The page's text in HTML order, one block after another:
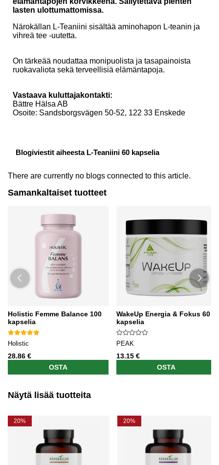
lasten ulottumattomissa.
Närokällan L-Teaniini sisältää aminohapon L-teanin ja
vihreä tee -uutetta.
On tärkeää noudattaa monipuolista ja tasapainoista
ruokavaliota sekä terveellisiä elämäntapoja.
Vastaava kuluttajakontakti:
Bättre Hälsa AB
Osoite: Sandsborgsvägen 50-52, 122 33 Enskede
Blogiviestit aiheesta L-Teaniini 60 kapselia
There are currently no blogs connected to this article.
Samankaltaiset tuotteet
Holistic Femme Balance 100
kapselia
Holistic
28.86 €
OSTA
WakeUp Energia & Fokus 60
kapselia
PEAK
13.15 €
OSTA
Näytä lisää tuotteita
20% 20%